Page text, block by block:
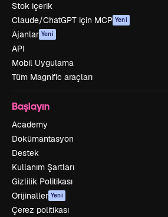
Stok içerik
Claude/ChatGPT için MCP Yeni
Ajanlar Yeni
API
Mobil Uygulama
Tüm Magnific araçları
Başlayın
Academy
Dokümantasyon
Destek
Kullanım Şartları
Gizlilik Politikası
Orijinaller Yeni
Çerez politikası